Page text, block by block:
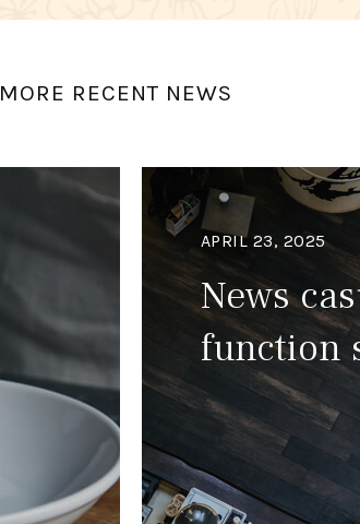
MORE RECENT NEWS
APRIL 23, 2025
News
function